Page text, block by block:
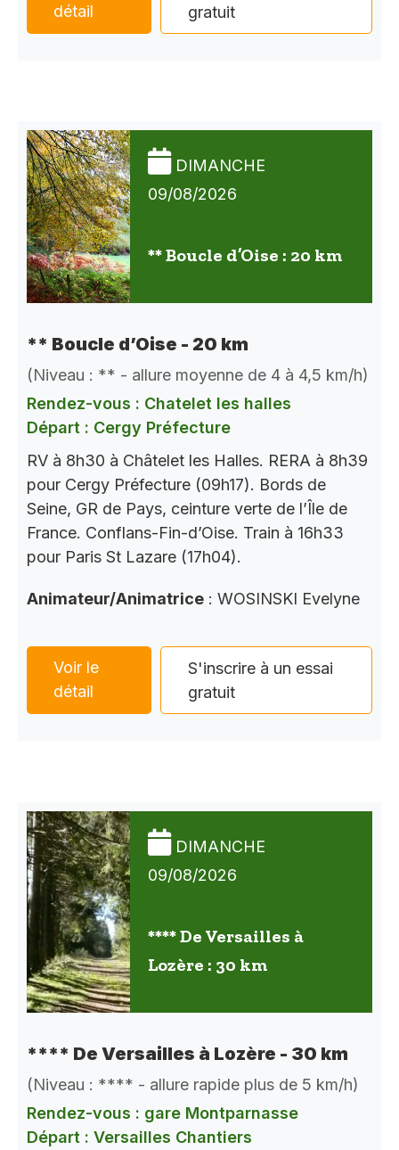
détail
gratuit
DIMANCHE
09/08/2026
** Boucle d’Oise : 20 km
** Boucle d’Oise - 20 km
(Niveau : ** - allure moyenne de 4 à 4,5 km/h)
Rendez-vous : Chatelet les halles
Départ : Cergy Préfecture
RV à 8h30 à Châtelet les Halles. RERA à 8h39
pour Cergy Préfecture (09h17). Bords de
Seine, GR de Pays, ceinture verte de l’Île de
France. Conflans-Fin-d’Oise. Train à 16h33
pour Paris St Lazare (17h04).
Animateur/Animatrice : WOSINSKI Evelyne
Voir le
détail
S'inscrire à un essai
gratuit
DIMANCHE
09/08/2026
**** De Versailles à
Lozère : 30 km
**** De Versailles à Lozère - 30 km
(Niveau : **** - allure rapide plus de 5 km/h)
Rendez-vous : gare Montparnasse
Départ : Versailles Chantiers